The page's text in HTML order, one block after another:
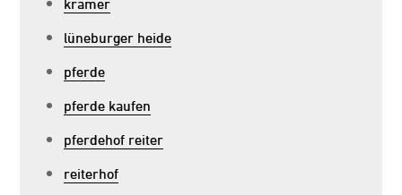
lüneburger heide
pferde
pferde kaufen
pferdehof reiter
reiterhof